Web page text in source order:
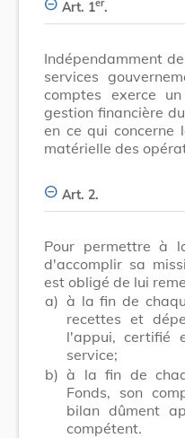
Art. 1er.
Indépendamment
services
comptes exerce
gestion financière
en ce qui
matérielle des
Art. 2.
Pour permettre à
d'accomplir sa
est obligé de lui
a) à la fin de
recettes et
l'appui, certifié
service;
b) à la fin de
Fonds, son
bilan dûment
compétent.